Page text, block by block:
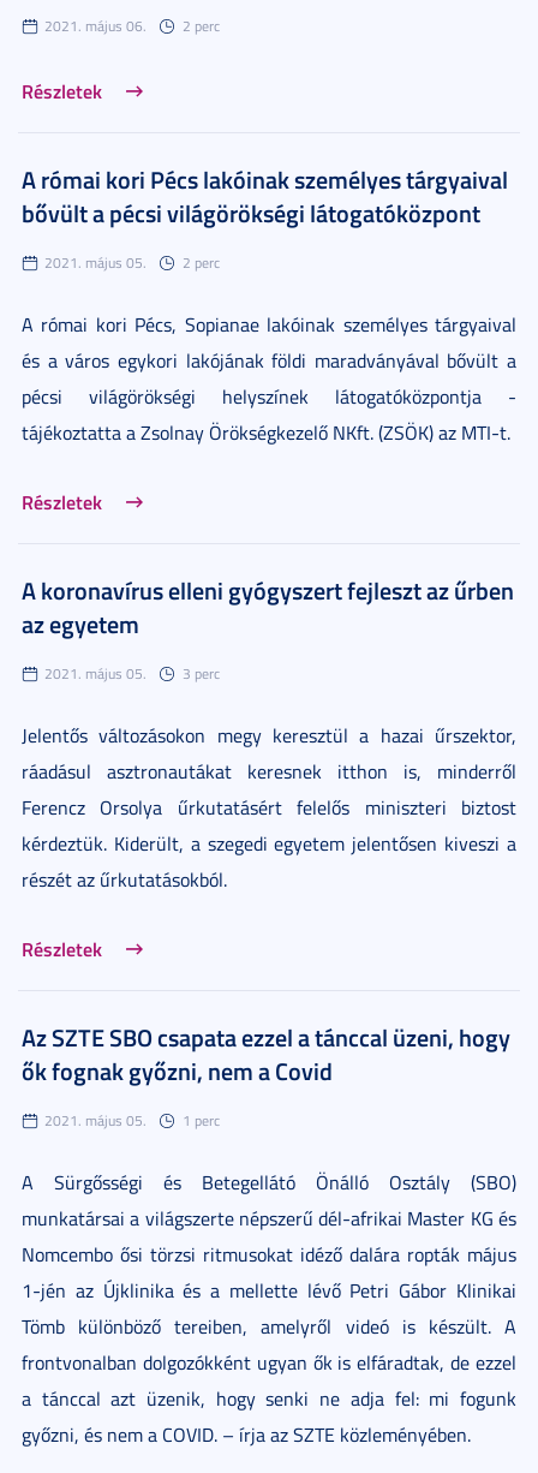
2021. május 06. 2 perc
Részletek
A római kori Pécs lakóinak személyes tárgyaival
bővült a pécsi világörökségi látogatóközpont
2021. május 05. 2 perc
A római kori Pécs, Sopianae lakóinak személyes tárgyaival
és a város egykori lakójának földi maradványával bővült a
pécsi világörökségi helyszínek látogatóközpontja -
tájékoztatta a Zsolnay Örökségkezelő NKft. (ZSÖK) az MTI-t.
Részletek
A koronavírus elleni gyógyszert fejleszt az űrben
az egyetem
2021. május 05. 3 perc
Jelentős változásokon megy keresztül a hazai űrszektor,
ráadásul asztronautákat keresnek itthon is, minderről
Ferencz Orsolya űrkutatásért felelős miniszteri biztost
kérdeztük. Kiderült, a szegedi egyetem jelentősen kiveszi a
részét az űrkutatásokból.
Részletek
Az SZTE SBO csapata ezzel a tánccal üzeni, hogy
ők fognak győzni, nem a Covid
2021. május 05. 1 perc
A Sürgősségi és Betegellátó Önálló Osztály (SBO)
munkatársai a világszerte népszerű dél-afrikai Master KG és
Nomcembo ősi törzsi ritmusokat idéző dalára ropták május
1-jén az Újklinika és a mellette lévő Petri Gábor Klinikai
Tömb különböző tereiben, amelyről videó is készült. A
frontvonalban dolgozókként ugyan ők is elfáradtak, de ezzel
a tánccal azt üzenik, hogy senki ne adja fel: mi fogunk
győzni, és nem a COVID. – írja az SZTE közleményében.